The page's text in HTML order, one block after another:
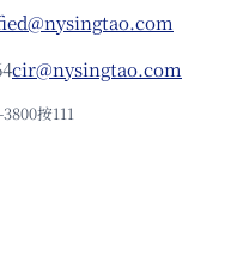
cir@nysingtao.com
按111